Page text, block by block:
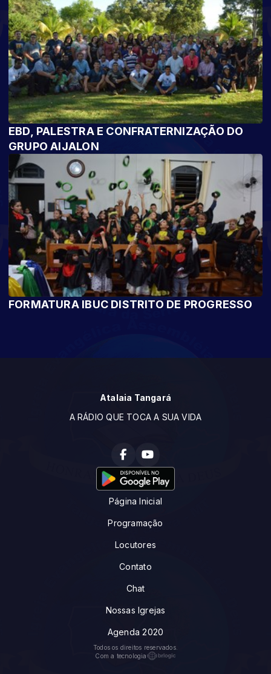
EBD, PALESTRA E CONFRATERNIZAÇÃO DO
GRUPO AIJALON
FORMATURA IBUC DISTRITO DE PROGRESSO
Atalaia Tangará
A RÁDIO QUE TOCA A SUA VIDA
Página Inicial
Programação
Locutores
Contato
Chat
Nossas Igrejas
Agenda 2020
Todos os direitos reservados.
Com a tecnologia